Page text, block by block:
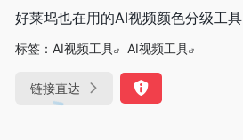
好莱坞也在用的AI视频颜色分级工具
标签： AI视频工具 AI视频工具
链接直达